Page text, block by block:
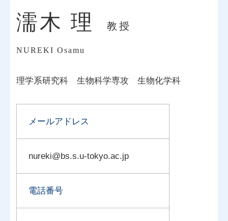
濡木 理 教授
NUREKI Osamu
理学系研究科 生物科学専攻 生物化学科
メールアドレス
nureki@bs.s.u-tokyo.ac.jp
電話番号